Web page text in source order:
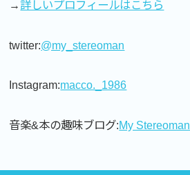
→詳しいプロフィールはこちら
twitter:@my_stereoman
Instagram:macco._1986
音楽&本の趣味ブログ:My Stereoman